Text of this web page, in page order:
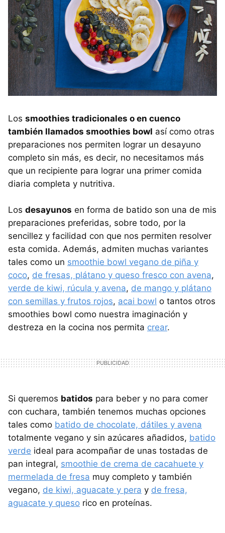
Los smoothies tradicionales o en cuenco
también llamados smoothies bowl así como otras
preparaciones nos permiten lograr un desayuno
completo sin más, es decir, no necesitamos más
que un recipiente para lograr una primer comida
diaria completa y nutritiva.
Los desayunos en forma de batido son una de mis
preparaciones preferidas, sobre todo, por la
sencillez y facilidad con que nos permiten resolver
esta comida. Además, admiten muchas variantes
tales como un smoothie bowl vegano de piña y
coco, de fresas, plátano y queso fresco con avena,
verde de kiwi, rúcula y avena, de mango y plátano
con semillas y frutos rojos, acai bowl o tantos otros
smoothies bowl como nuestra imaginación y
destreza en la cocina nos permita crear.
Si queremos batidos para beber y no para comer
con cuchara, también tenemos muchas opciones
tales como batido de chocolate, dátiles y avena
totalmente vegano y sin azúcares añadidos, batido
verde ideal para acompañar de unas tostadas de
pan integral, smoothie de crema de cacahuete y
mermelada de fresa muy completo y también
vegano, de kiwi, aguacate y pera y de fresa,
aguacate y queso rico en proteínas.